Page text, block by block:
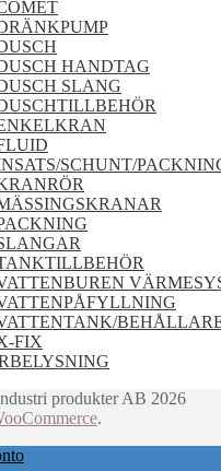
HANDTAG
SLANG
SCHUNT/
FIX
produkter AB 2026
.